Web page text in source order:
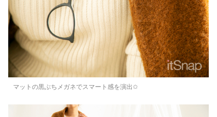
マットの黒ぶちメガネでスマート感を演出✩